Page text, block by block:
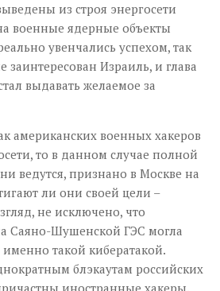
из строя энергосети
военные ядерные объекты
увенчались успехом, так
заинтересован Израиль, и глава
выдавать желаемое за
американских военных хакеров
то в данном случае полной
ведутся, признано в Москве на
ли они своей цели –
не исключено, что
Саяно-Шушенской ГЭС могла
такой кибератакой.
блэкаутам российских
иностранные хакеры.